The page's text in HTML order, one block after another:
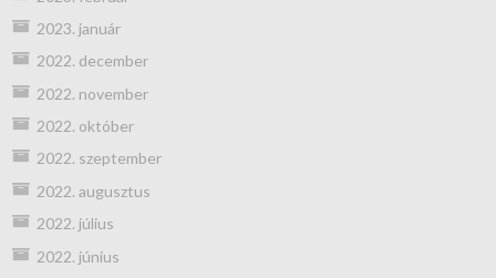
2023. január
2022. december
2022. november
2022. október
2022. szeptember
2022. augusztus
2022. július
2022. június